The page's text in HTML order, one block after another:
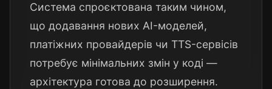
Система спроєктована таким чином,
що додавання нових AI-моделей,
платіжних провайдерів чи TTS-сервісів
потребує мінімальних змін у коді —
архітектура готова до розширення.